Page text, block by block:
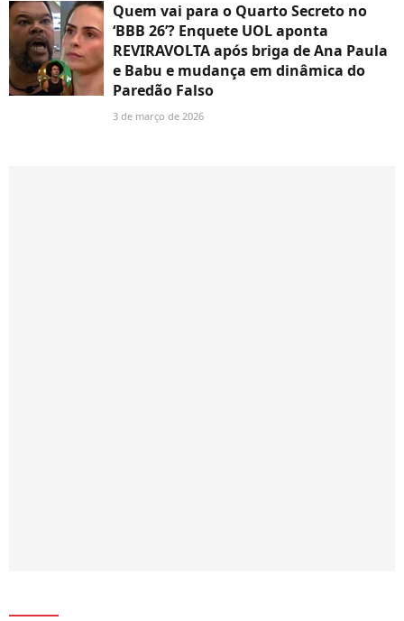
Quem vai para o Quarto Secreto no
‘BBB 26’? Enquete UOL aponta
REVIRAVOLTA após briga de Ana Paula
e Babu e mudança em dinâmica do
Paredão Falso
3 de março de 2026